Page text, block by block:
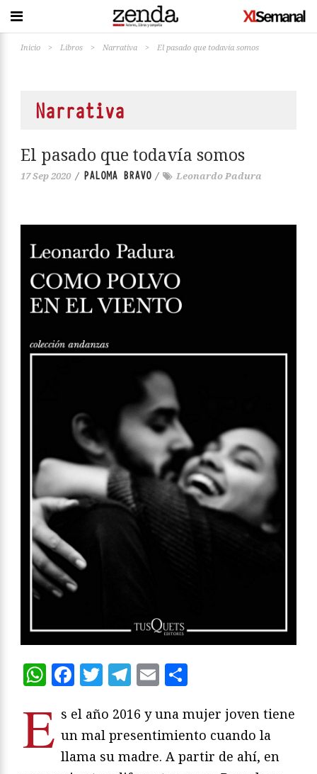
Inicio > Libros > Narrativa > El pasado que todavía somos
Narrativa
El pasado que todavía somos
17 Sep 2020 / PALOMA BRAVO / Leonardo Padura
WhatsApp
Facebook
Twitter
Telegram
Email
E s el año 2016 y una mujer joven tiene
un mal presentimiento cuando la
llama su madre. A partir de ahí, en